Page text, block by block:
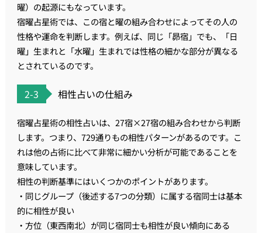
曜）の起源にもなっています。
宿曜占星術では、この宿と曜の組み合わせによってその人の
性格や運命を判断します。例えば、同じ「昴宿」でも、「日
曜」生まれと「水曜」生まれでは性格の細かな部分が異なる
とされているのです。
2-3 相性占いの仕組み
宿曜占星術の相性占いは、27宿×27宿の組み合わせから判断
します。つまり、729通りもの相性パターンがあるのです。こ
れは他の占術に比べて非常に細かい分析が可能であることを
意味しています。
相性の判断基準にはいくつかのポイントがあります。
・同じグループ（後述する7つの分類）に属する宿同士は基本
的に相性が良い
・方位（東西南北）が同じ宿同士も相性が良い傾向にある